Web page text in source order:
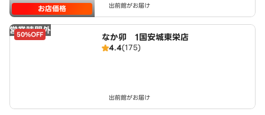
お店価格 出前館がお届け
営業時間外
50%OFF なか卯 1国安城東栄店
4.4(175)
出前館がお届け